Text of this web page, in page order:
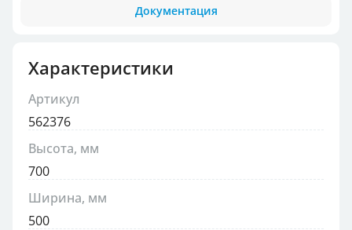
Документация
Характеристики
Артикул
562376
Высота, мм
700
Ширина, мм
500